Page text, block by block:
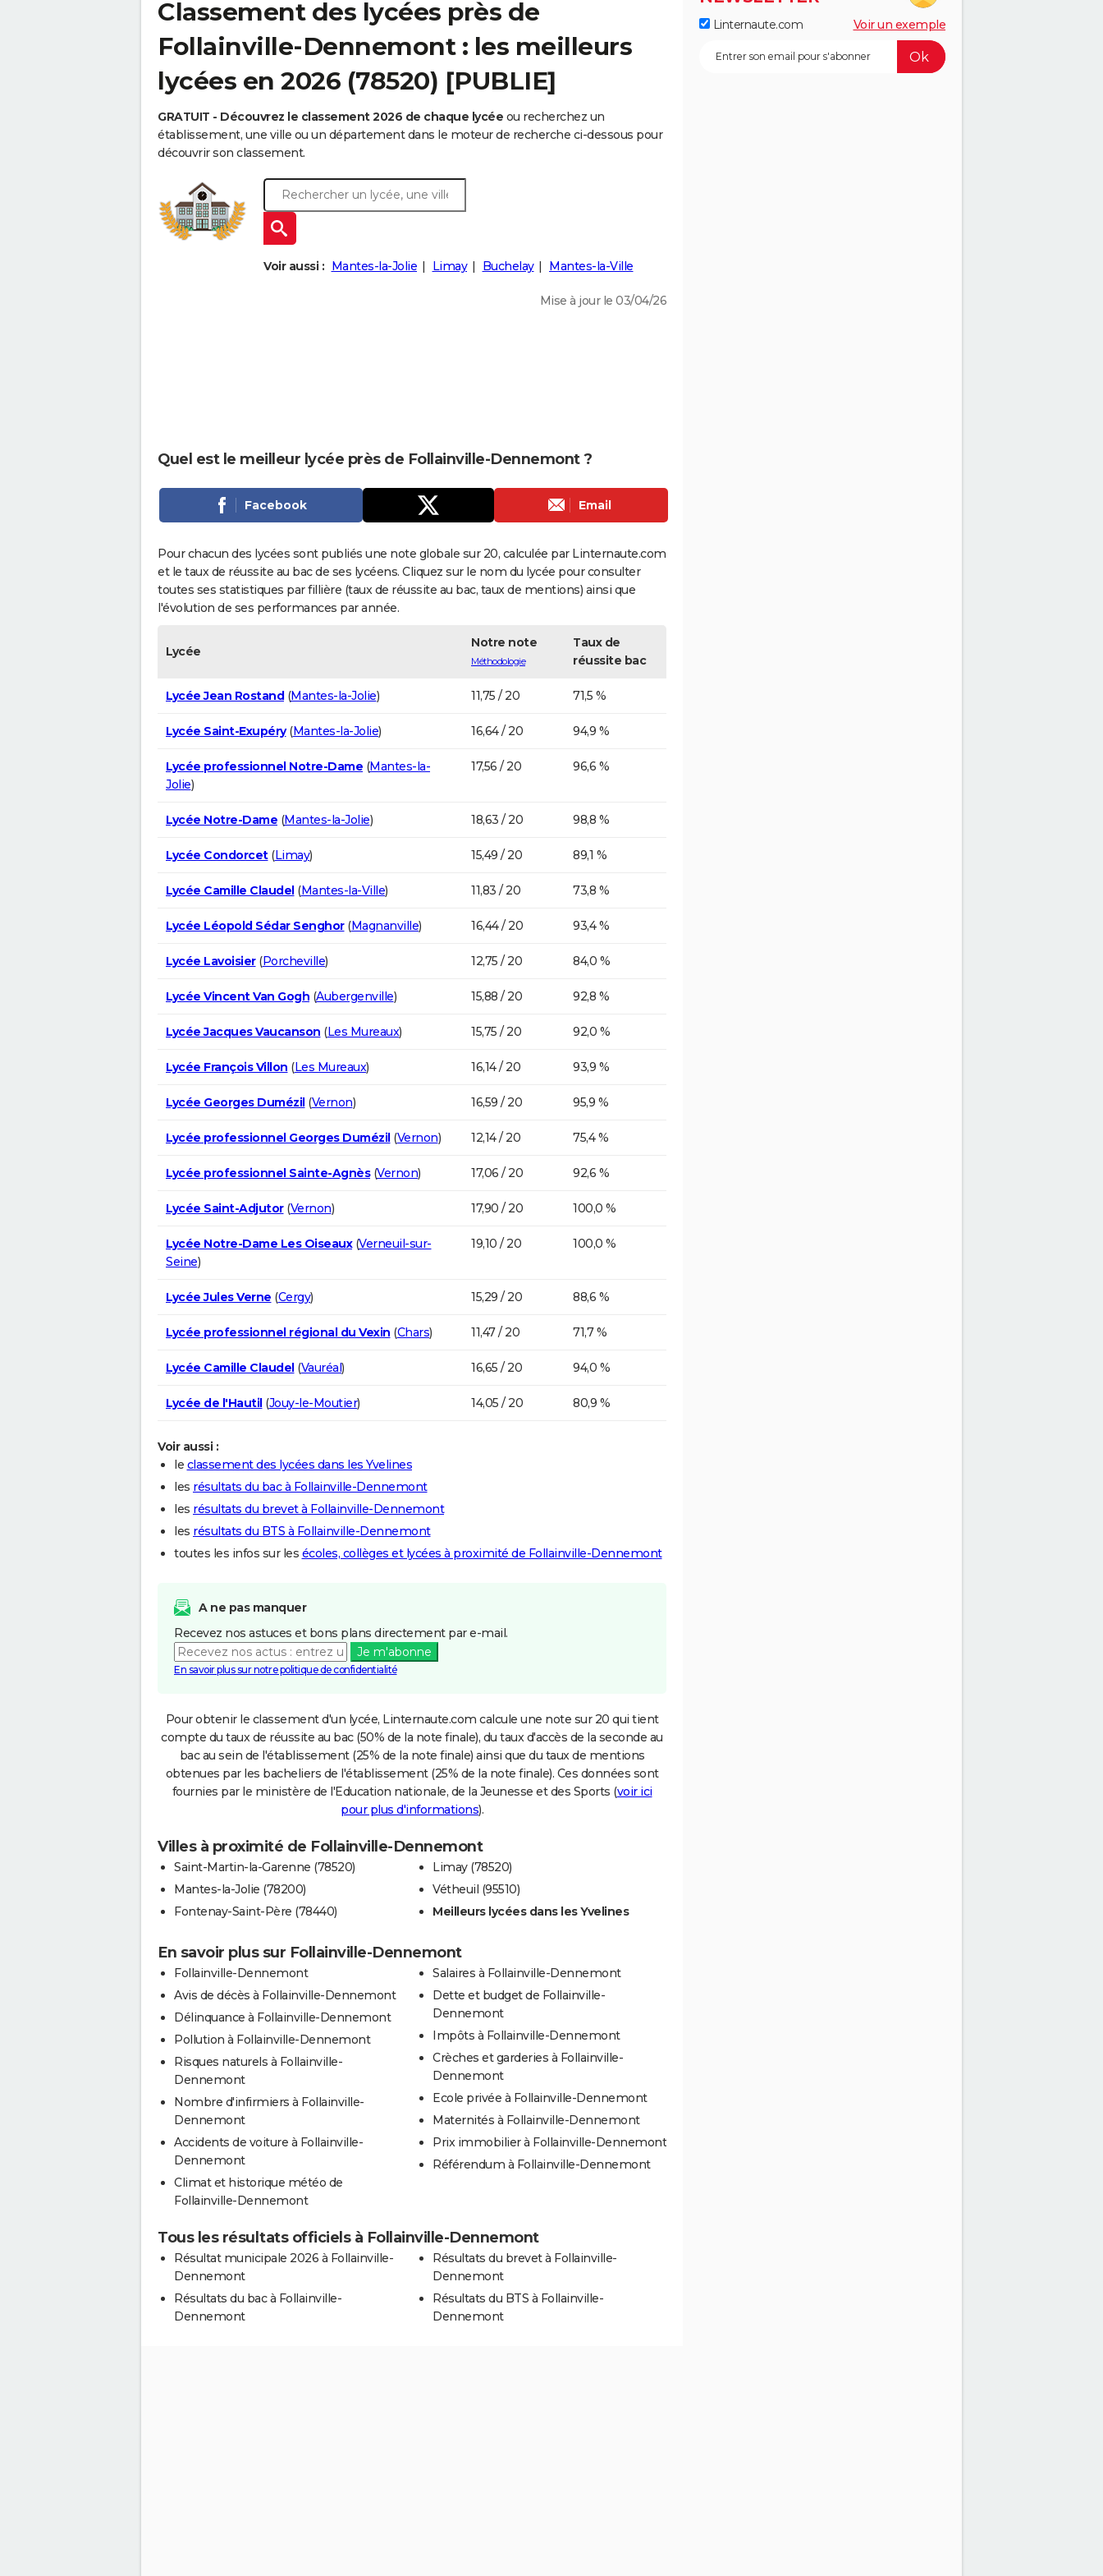
Classement des lycées près de
Follainville-Dennemont : les meilleurs
lycées en 2026 (78520) [PUBLIE]
GRATUIT - Découvrez le classement 2026 de chaque lycée ou recherchez un
établissement, une ville ou un département dans le moteur de recherche ci-dessous pour
découvrir son classement.
Voir aussi : Mantes-la-Jolie Limay Buchelay Mantes-la-Ville
Mise à jour le 03/04/26
Quel est le meilleur lycée près de Follainville-Dennemont ?
Facebook Email
Pour chacun des lycées sont publiés une note globale sur 20, calculée par Linternaute.com
et le taux de réussite au bac de ses lycéens. Cliquez sur le nom du lycée pour consulter
toutes ses statistiques par fillière (taux de réussite au bac, taux de mentions) ainsi que
l'évolution de ses performances par année.
Lycée
Notre note
Méthodologie
Taux de
réussite bac
Lycée Jean Rostand(Mantes-la-Jolie) 11,75 / 20 71,5 %
Lycée Saint-Exupéry(Mantes-la-Jolie) 16,64 / 20 94,9 %
Lycée professionnel Notre-Dame (Mantes-la-
Jolie)
17,56 / 20 96,6 %
Lycée Notre-Dame (Mantes-la-Jolie) 18,63 / 20 98,8 %
Lycée Condorcet(Limay) 15,49 / 20 89,1 %
Lycée Camille Claudel(Mantes-la-Ville) 11,83 / 20 73,8 %
Lycée Léopold Sédar Senghor(Magnanville) 16,44 / 20 93,4 %
Lycée Lavoisier(Porcheville) 12,75 / 20 84,0 %
Lycée Vincent Van Gogh (Aubergenville) 15,88 / 20 92,8 %
Lycée Jacques Vaucanson (Les Mureaux) 15,75 / 20 92,0 %
Lycée François Villon (Les Mureaux) 16,14 / 20 93,9 %
Lycée Georges Dumézil(Vernon) 16,59 / 20 95,9 %
Lycée professionnel Georges Dumézil(Vernon) 12,14 / 20 75,4 %
Lycée professionnel Sainte-Agnès(Vernon) 17,06 / 20 92,6 %
Lycée Saint-Adjutor(Vernon) 17,90 / 20 100,0 %
Lycée Notre-Dame Les Oiseaux(Verneuil-sur-
Seine)
19,10 / 20 100,0 %
Lycée Jules Verne (Cergy) 15,29 / 20 88,6 %
Lycée professionnel régional du Vexin (Chars) 11,47 / 20 71,7 %
Lycée Camille Claudel(Vauréal) 16,65 / 20 94,0 %
Lycée de l'Hautil(Jouy-le-Moutier) 14,05 / 20 80,9 %
Voir aussi :
le classement des lycées dans les Yvelines
les résultats du bac à Follainville-Dennemont
les résultats du brevet à Follainville-Dennemont
les résultats du BTS à Follainville-Dennemont
toutes les infos sur les écoles, collèges et lycées à proximité de Follainville-Dennemont
A ne pas manquer
Recevez nos astuces et bons plans directement par e-mail.
Je m'abonne
En savoir plus sur notre politique de confidentialité
Pour obtenir le classement d'un lycée, Linternaute.com calcule une note sur 20 qui tient
compte du taux de réussite au bac (50% de la note finale), du taux d'accès de la seconde au
bac au sein de l'établissement (25% de la note finale) ainsi que du taux de mentions
obtenues par les bacheliers de l'établissement (25% de la note finale). Ces données sont
fournies par le ministère de l'Education nationale, de la Jeunesse et des Sports (voir ici
pour plus d'informations).
Villes à proximité de Follainville-Dennemont
Saint-Martin-la-Garenne (78520)
Mantes-la-Jolie (78200)
Fontenay-Saint-Père (78440)
Limay (78520)
Vétheuil (95510)
Meilleurs lycées dans les Yvelines
En savoir plus sur Follainville-Dennemont
Follainville-Dennemont
Avis de décès à Follainville-Dennemont
Délinquance à Follainville-Dennemont
Pollution à Follainville-Dennemont
Risques naturels à Follainville-
Dennemont
Nombre d'infirmiers à Follainville-
Dennemont
Accidents de voiture à Follainville-
Dennemont
Climat et historique météo de
Follainville-Dennemont
Salaires à Follainville-Dennemont
Dette et budget de Follainville-
Dennemont
Impôts à Follainville-Dennemont
Crèches et garderies à Follainville-
Dennemont
Ecole privée à Follainville-Dennemont
Maternités à Follainville-Dennemont
Prix immobilier à Follainville-Dennemont
Référendum à Follainville-Dennemont
Tous les résultats officiels à Follainville-Dennemont
Résultat municipale 2026 à Follainville-
Dennemont
Résultats du bac à Follainville-
Dennemont
Résultats du brevet à Follainville-
Dennemont
Résultats du BTS à Follainville-
Dennemont
Linternaute.com Voir un exemple